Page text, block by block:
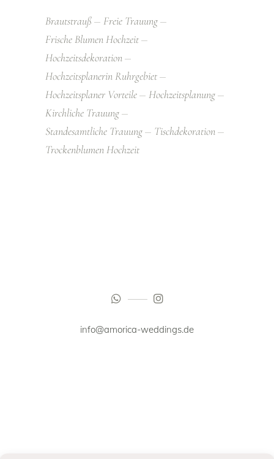
Brautstrauß
Freie Trauung
Frische Blumen Hochzeit
Hochzeitsdekoration
Hochzeitsplanerin Ruhrgebiet
Hochzeitsplaner Vorteile
Hochzeitsplanung
Kirchliche Trauung
Standesamtliche Trauung
Tischdekoration
Trockenblumen Hochzeit
info@amorica-weddings.de